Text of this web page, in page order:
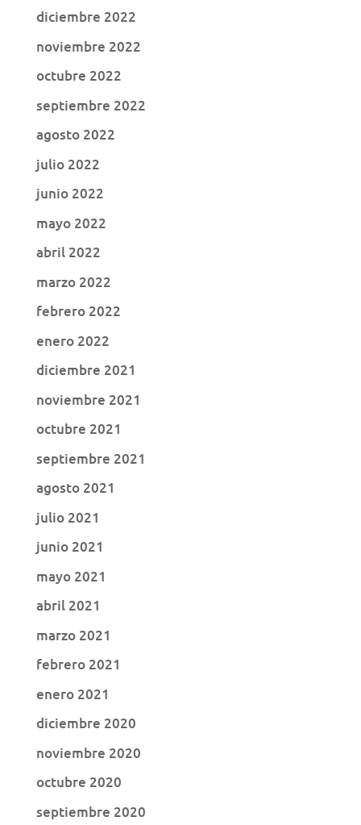
diciembre 2022
noviembre 2022
octubre 2022
septiembre 2022
agosto 2022
julio 2022
junio 2022
mayo 2022
abril 2022
marzo 2022
febrero 2022
enero 2022
diciembre 2021
noviembre 2021
octubre 2021
septiembre 2021
agosto 2021
julio 2021
junio 2021
mayo 2021
abril 2021
marzo 2021
febrero 2021
enero 2021
diciembre 2020
noviembre 2020
octubre 2020
septiembre 2020